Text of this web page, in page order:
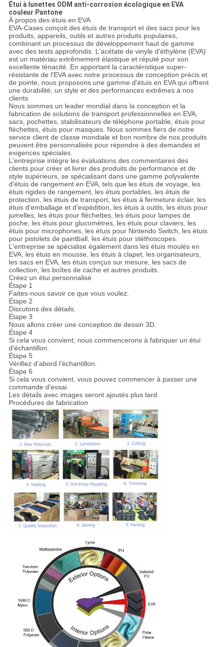
Étui à lunettes ODM anti-corrosion écologique en EVA
couleur Pantone
À propos des étuis en EVA
EVA-Cases conçoit des étuis de transport et des sacs pour les
produits, appareils, outils et autres produits populaires,
combinant un processus de développement haut de gamme
avec des tests approfondis. L'acétate de vinyle d'éthylène (EVA)
est un matériau extrêmement élastique et réputé pour son
excellente ténacité. En apportant la caractéristique super-
résistante de l'EVA avec notre processus de conception précis et
de pointe, nous proposons une gamme d'étuis en EVA qui offrent
une durabilité, un style et des performances extrêmes à nos
clients.
Nous sommes un leader mondial dans la conception et la
fabrication de solutions de transport professionnelles en EVA,
sacs, pochettes, stabilisateurs de téléphone portable, étuis pour
fléchettes, étuis pour masques. Nous sommes fiers de notre
service client de classe mondiale et bon nombre de nos produits
peuvent être personnalisés pour répondre à des demandes et
exigences spéciales.
L'entreprise intègre les évaluations des commentaires des
clients pour créer et livrer des produits de performance et de
style supérieurs, se spécialisant dans une gamme polyvalente
d'étuis de rangement en EVA, tels que les étuis de voyage, les
étuis rigides de rangement, les étuis portables, les étuis de
protection, les étuis de transport, les étuis à fermeture éclair, les
étuis d'emballage et d'expédition, les étuis à outils, les étuis pour
jumelles, les étuis pour fléchettes, les étuis pour lampes de
poche, les étuis pour glucomètres, les étuis pour claviers, les
étuis pour microphones, les étuis pour Nintendo Switch, les étuis
pour pistolets de paintball, les étuis pour stéthoscopes.
L'entreprise se spécialise également dans les étuis moulés en
EVA, les étuis en mousse, les étuis à clapet, les organisateurs,
les sacs en EVA, les étuis conçus sur mesure, les sacs de
collection, les boîtes de cache et autres produits.
Créez un étui personnalisé
Étape 1
Faites-nous savoir ce que vous voulez.
Étape 2
Discutons des détails.
Étape 3
Nous allons créer une conception de dessin 3D.
Étape 4
Si cela vous convient, nous commencerons à fabriquer un étui
d'échantillon.
Étape 5
Vérifiez d'abord l'échantillon.
Étape 6
Si cela vous convient, vous pouvez commencer à passer une
commande d'essai.
Les détails avec images seront ajoutés plus tard.
Procédures de fabrication